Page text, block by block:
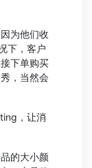
为他们收
下，客户
下单购买
，当然会
，让消
的大小颜